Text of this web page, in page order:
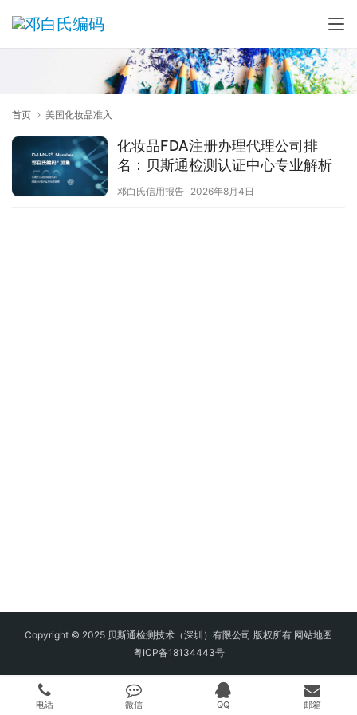
首页 美国化妆品准入
化妆品FDA注册办理代理公司排
名：贝斯通检测认证中心专业解析
邓白氏信用报告 2026年8月4日
Copyright © 2025 贝斯通检测技术（深圳）有限公司 版权所有 网站地图
粤ICP备18134443号
电话 微信 QQ 邮箱